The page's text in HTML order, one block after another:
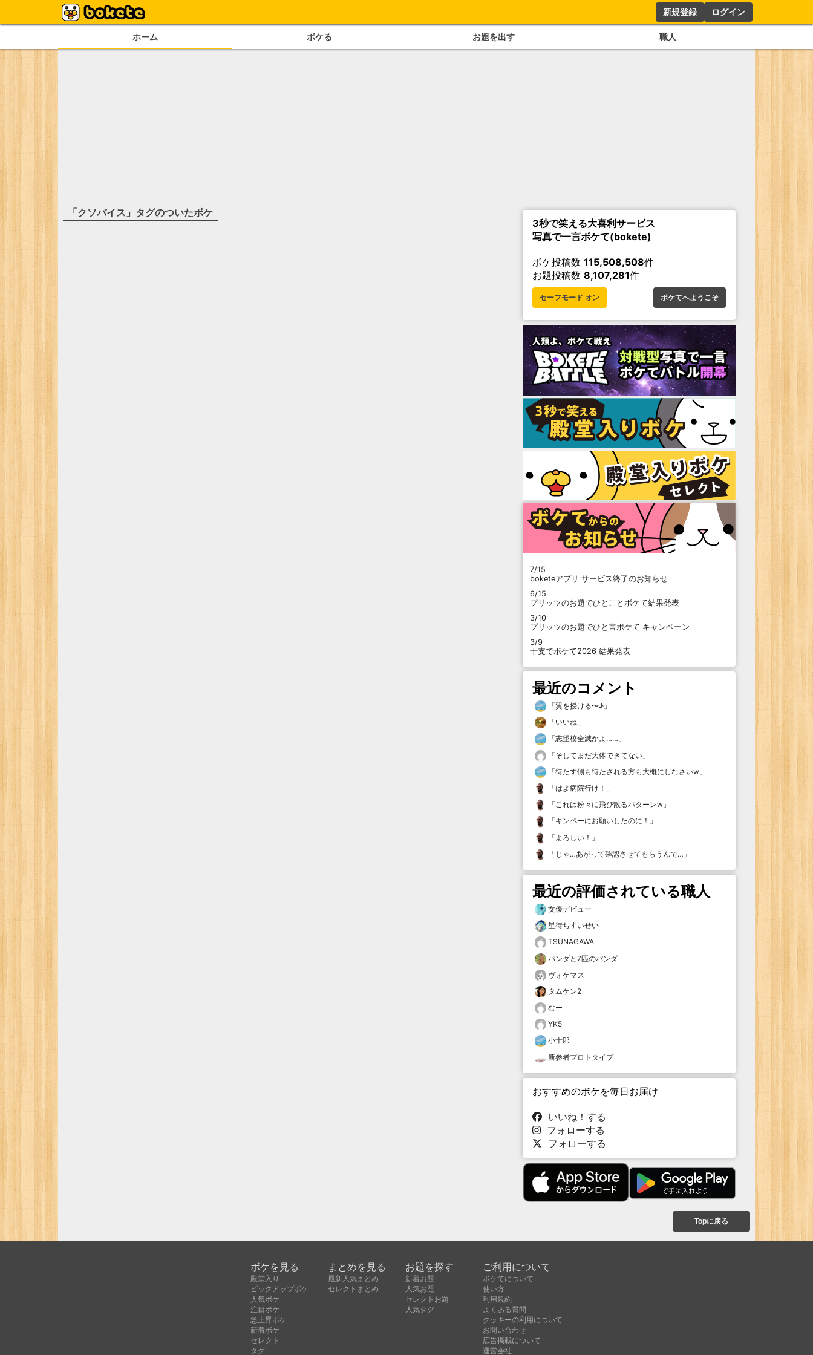
新規登録 ログイン
ホーム ボケる お題を出す 職人
「クソバイス 」タグのついたボケ
3秒で笑える大喜利サービス
写真で一言ボケて(bokete)
ボケ投稿数 115,508,508件
お題投稿数 8,107,281件
セーフモード オン ボケてへようこそ
7/15
boketeアプリ サービス終了のお知らせ
6/15
プリッツのお題でひとことボケて結果発表
3/10
プリッツのお題でひと言ボケて キャンペーン
3/9
干支でボケて2026 結果発表
最近のコメント
「翼を授ける〜♪ 」
「いいね 」
「志望校全滅かよ…… 」
「そしてまだ大体できてない 」
「待たす側も待たされる方も大概にしなさいw 」
「はよ病院行け！ 」
「これは粉々に飛び散るパターンw 」
「キンペーにお願いしたのに！ 」
「 よろしい！ 」
「 じゃ…あがって確認させてもらうんで… 」
最近の評価されている職人
女優デビュー
星待ちすいせい
TSUNAGAWA
パンダと7匹のパンダ
ヴォケマス
タムケン2
むー
YK5
小十郎
新参者プロトタイプ
おすすめのボケを毎日お届け
いいね！する
フォローする
フォローする
Topに戻る
ボケを見る
殿堂入り
ピックアップボケ
人気ボケ
注目ボケ
急上昇ボケ
新着ボケ
セレクト
タグ
まとめを見る
最新人気まとめ
セレクトまとめ
お題を探す
新着お題
人気お題
セレクトお題
人気タグ
ご利用について
ボケてについて
使い方
利用規約
よくある質問
クッキーの利用について
お問い合わせ
広告掲載について
運営会社